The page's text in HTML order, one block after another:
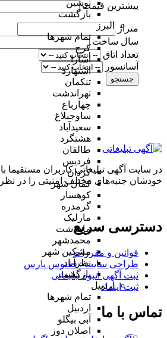
نوشین
بازگشت
البرز
تمام شهر‌ها
کرج
اسارا
اشتهارد
تنکمان
تهراندشت
چهارباغ
ساوجبلاغ
سعیدآباد
هشتگرد
طالقان
فردیس
کردان
کمال شهر
کوهسار
گرمدره
مارلیک
ماهدشت
محمدشهر
مشکین شهر
نظرآباد
بازگشت
اردبیل
تمام شهر‌ها
اردبیل
آبی بیگلو
اصلان دوز
بیشترین قیمت
متراژ
سال ساخت
تعداد اتاق
آسانسور
جستجو
در سایت آگهی تبلیغاتی کاربران
خودشان جنبه‌های مختلف امنیتی را در نظر
دسترسی سریع
قوانین و مقررات
طراحی سایت : ققنوس پارس
ثبت آگهی انبوه تبلیغاتی
ثبت اینماد
تماس با ما